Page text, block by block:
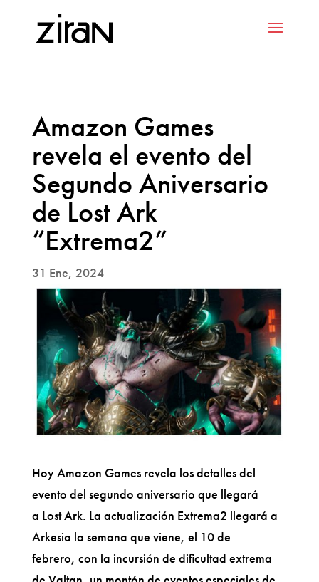
Amazon Games
revela el evento del
Segundo Aniversario
de Lost Ark
“Extrema2”
31 Ene, 2024
Hoy Amazon Games revela los detalles del
evento del segundo aniversario que llegará
a Lost Ark. La actualización Extrema2 llegará a
Arkesia la semana que viene, el 10 de
febrero, con la incursión de dificultad extrema